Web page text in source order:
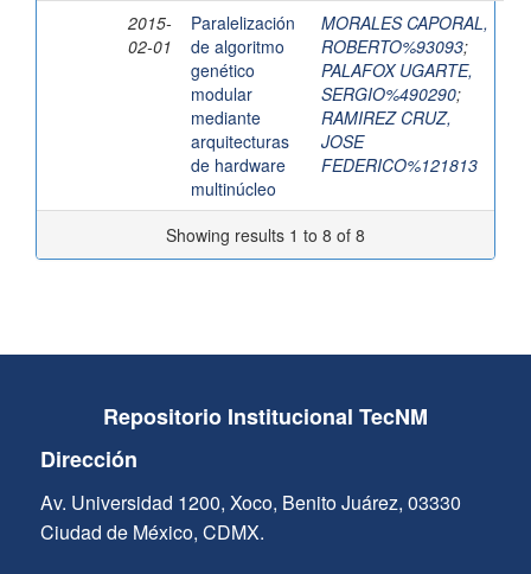
2015-
02-01
Paralelización
de algoritmo
genético
modular
mediante
arquitecturas
de hardware
multinúcleo
MORALES CAPORAL,
ROBERTO%93093;
PALAFOX UGARTE,
SERGIO%490290;
RAMIREZ CRUZ,
JOSE
FEDERICO%121813
Showing results 1 to 8 of 8
Repositorio Institucional TecNM
Dirección
Av. Universidad 1200, Xoco, Benito Juárez, 03330
Ciudad de México, CDMX.